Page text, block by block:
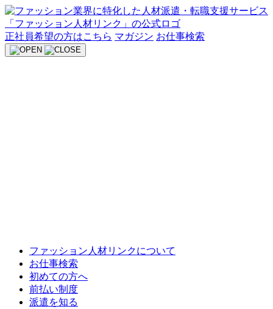
Skip
to
content
正社員希望の方はこちら マガジン お仕事検索
ファッション人材リンクについて
お仕事検索
初めての方へ
前払い制度
派遣を知る